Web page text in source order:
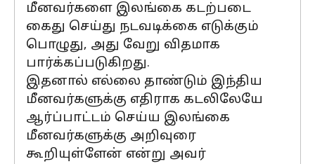
மீனவர்களை இலங்கை கடற்படை
கைது செய்து நடவடிக்கை எடுக்கும்
பொழுது, அது வேறு விதமாக
பார்க்கப்படுகிறது.
இதனால் எல்லை தாண்டும் இந்திய
மீனவர்களுக்கு எதிராக கடலிலேயே
ஆர்ப்பாட்டம் செய்ய இலங்கை
மீனவர்களுக்கு அறிவுரை
கூறியுள்ளேன் என்று அவர்